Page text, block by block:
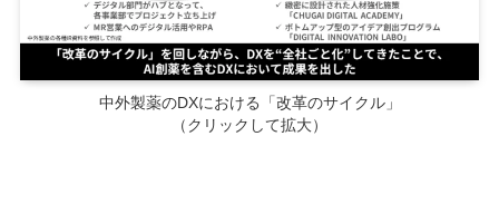
中外製薬のDXにおける「改革のサイクル」
（クリックして拡大）